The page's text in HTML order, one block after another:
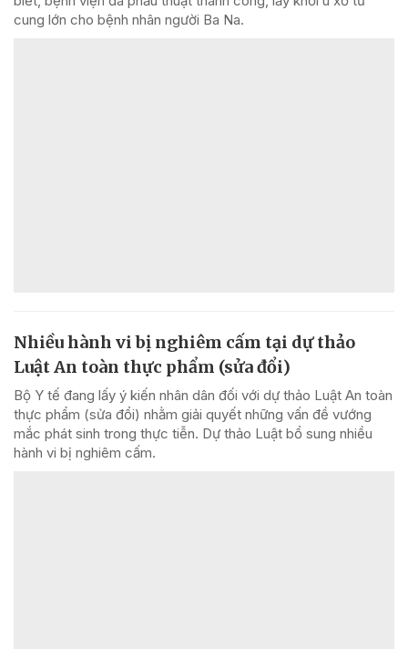
cung lớn cho bệnh nhân người Ba Na.
Nhiều hành vi bị nghiêm cấm tại dự thảo
Luật An toàn thực phẩm (sửa đổi)
Bộ Y tế đang lấy ý kiến nhân dân đối với dự thảo Luật An toàn
thực phẩm (sửa đổi) nhằm giải quyết những vấn đề vướng
mắc phát sinh trong thực tiễn. Dự thảo Luật bổ sung nhiều
hành vi bị nghiêm cấm.